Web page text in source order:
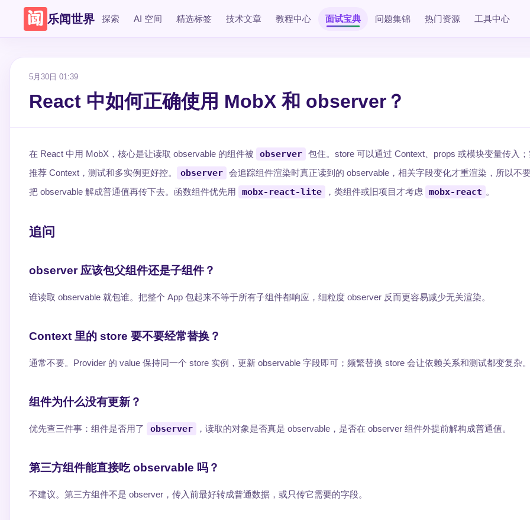
乐闻世界 探索 AI 空间 精选标签 技术文章 教程中心 面试宝典 问题集锦 热门资源 工具中心
5月30日 01:39
React 中如何正确使用 MobX 和 observer？
在 React 中用 MobX，核心是让读取 observable 的组件被 observer 包住。store 可以通过 Context、props 或模块变量传入
推荐 Context，测试和多实例更好控。
observer 会追踪组件渲染时真正读到的 observable，相关字段变化才重渲染，所以不
把 observable 解成普通值再传下去。函数组件优先用
mobx-react-lite ，类组件或旧项目才考虑 mobx-react 。
追问
observer 应该包父组件还是子组件？
谁读取 observable 就包谁。把整个 App 包起来不等于所有子组件都响应，细粒度 observer 反而更容易减少无关渲染。
Context 里的 store 要不要经常替换？
通常不要。Provider 的 value 保持同一个 store 实例，更新 observable 字段即可；频繁替换 store 会让依赖关系和测试都变复杂
组件为什么没有更新？
优先查三件事：组件是否用了 observer ，读取的对象是否真是 observable，是否在 observer 组件外提前解构成普通值。
第三方组件能直接吃 observable 吗？
不建议。第三方组件不是 observer，传入前最好转成普通数据，或只传它需要的字段。